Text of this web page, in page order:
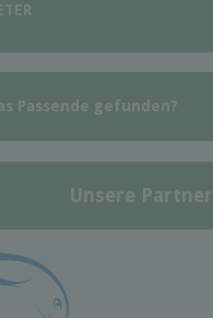
Passende gefunden?
Unsere Partner